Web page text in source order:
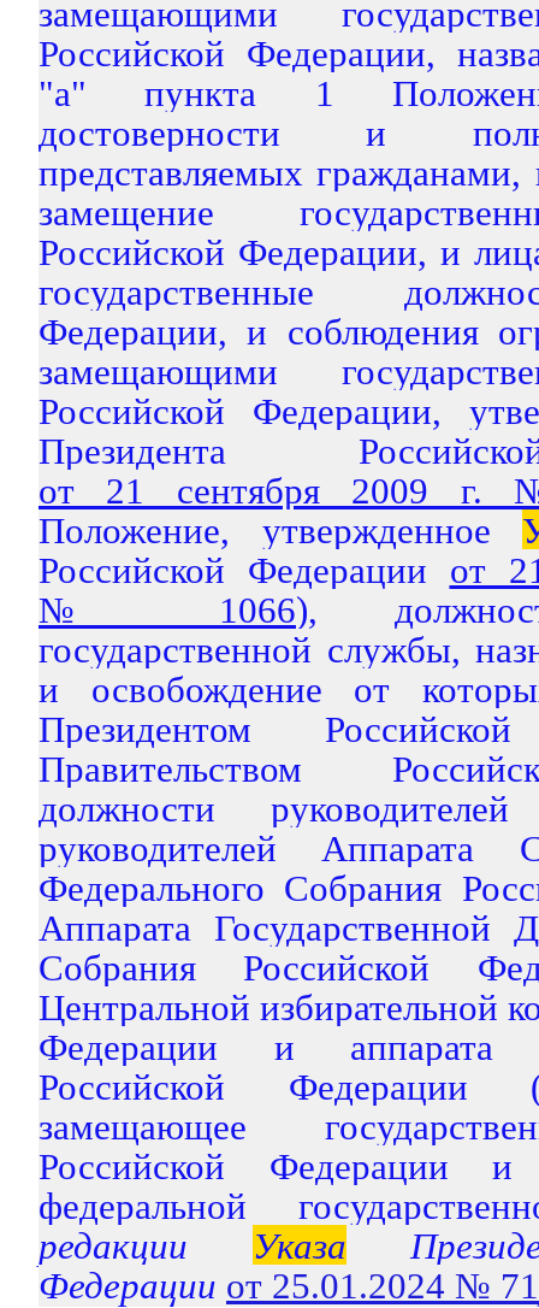
замещающими
Российской Федерации,
"а" пункта 1
достоверности и
представляемых
замещение
Российской Федерации, и
государственные
Федерации, и соблюдения
замещающими
Российской Федерации,
Президента
от 21 сентября 2009
Положение, утвержденное
Российской Федерации от
№ 1066),
государственной службы,
и освобождение от
Президентом
Правительством
должности
руководителей Аппарата
Федерального Собрания
Аппарата Государственной
Собрания Российской
Центральной избирательной
Федерации и аппарата
Российской
замещающее
Российской Федерации
федеральной
редакции Указа
Федерации от 25.01.2024 № 71